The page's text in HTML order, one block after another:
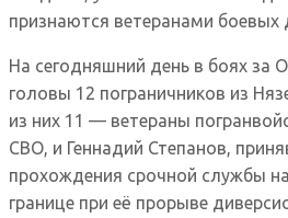
признаются ветеранами боевых
На сегодняшний день в боях за
головы 12 пограничников из
из них 11 — ветераны
СВО, и Геннадий Степанов,
прохождения срочной службы
границе при её прорыве